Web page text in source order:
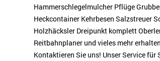
Hammerschlegelmulcher Pflüge
Heckcontainer Kehrbesen Salzstreuer
Holzhäcksler Dreipunkt komplett
Reitbahnplaner und vieles mehr
Kontaktieren Sie uns! Unser Service